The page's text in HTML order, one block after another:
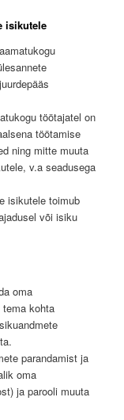
isikutele
töötajatel on
töötamise
ning mitte muuta
v.a seadusega
isikutele toimub
või isiku
oma
kohta
parandamist ja
oma
ja parooli muuta